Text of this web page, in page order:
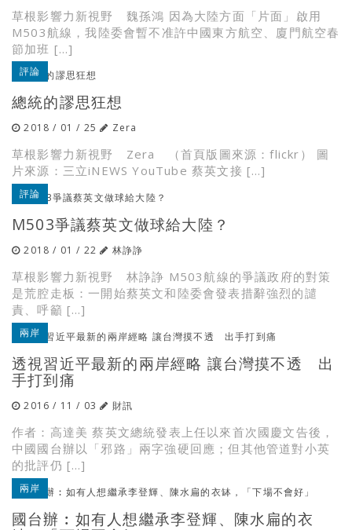
草根影響力新視野 魏孫鴻 因為大陸方面「片面」啟用
M503航線，我陸委會暫不准許中國東方航空、廈門航空春
節加班 […]
評論
總統的謬思狂想
2018 / 01 / 25 Zera
草根影響力新視野 Zera （首頁版圖來源：flickr） 圖
片來源：三立iNEWS YouTube 蔡英文接 […]
評論
M503爭議蔡英文做球給大陸？
2018 / 01 / 22 林諍諍
草根影響力新視野 林諍諍 M503航線的爭議政府的對策
是荒腔走板：一開始蔡英文和陸委會發表措辭強烈的譴
責、呼籲 […]
兩岸
透視習近平最新的兩岸經略 讓台灣摸不透 出
手打到痛
2016 / 11 / 03 財訊
作者：高達美 蔡英文總統發表上任以來首次國慶文告後，
中國國台辦以「邪路」兩字強硬回應；但其他管道對小英
的批評仍 […]
兩岸
國台辦︰如有人想繼承李登輝、陳水扁的衣